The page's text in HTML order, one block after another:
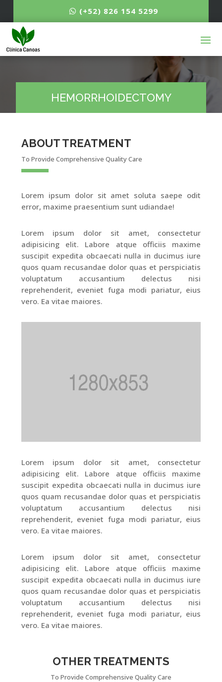
(+52) 826 154 5299
HEMORRHOIDECTOMY
ABOUT TREATMENT
To Provide Comprehensive Quality Care
Lorem ipsum dolor sit amet soluta saepe odit
error, maxime praesentium sunt udiandae!
Lorem ipsum dolor sit amet, consectetur
adipisicing elit. Labore atque officiis maxime
suscipit expedita obcaecati nulla in ducimus iure
quos quam recusandae dolor quas et perspiciatis
voluptatum accusantium delectus nisi
reprehenderit, eveniet fuga modi pariatur, eius
vero. Ea vitae maiores.
Lorem ipsum dolor sit amet, consectetur
adipisicing elit. Labore atque officiis maxime
suscipit expedita obcaecati nulla in ducimus iure
quos quam recusandae dolor quas et perspiciatis
voluptatum accusantium delectus nisi
reprehenderit, eveniet fuga modi pariatur, eius
vero. Ea vitae maiores.
Lorem ipsum dolor sit amet, consectetur
adipisicing elit. Labore atque officiis maxime
suscipit expedita obcaecati nulla in ducimus iure
quos quam recusandae dolor quas et perspiciatis
voluptatum accusantium delectus nisi
reprehenderit, eveniet fuga modi pariatur, eius
vero. Ea vitae maiores.
OTHER TREATMENTS
To Provide Comprehensive Quality Care